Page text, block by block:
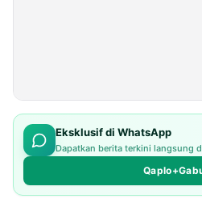
Eksklusif di WhatsApp
Dapatkan berita terkini langsung